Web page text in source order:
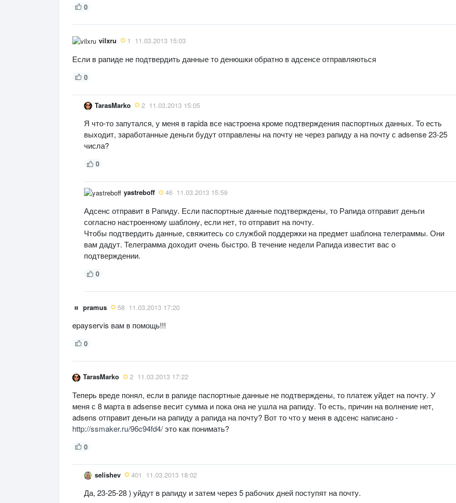
0
vilxru 1 11.03.2013 15:03
Если в рапиде не подтвердить данные то денюшки обратно в адсенсе отправляються
0
TarasMarko 2 11.03.2013 15:05
Я что-то запутался, у меня в rapida все настроена кроме подтверждения паспортных данных. То есть
выходит, заработанные деньги будут отправлены на почту не через рапиду а на почту с adsense 23-25
числа?
0
yastreboff 46 11.03.2013 15:59
Адсенс отправит в Рапиду. Если паспортные данные подтверждены, то Рапида отправит деньги
согласно настроенному шаблону, если нет, то отправит на почту.
Чтобы подтвердить данные, свяжитесь со службой поддержки на предмет шаблона телеграммы. Они
вам дадут. Телеграмма доходит очень быстро. В течение недели Рапида известит вас о
подтверждении.
0
pramus 58 11.03.2013 17:20
epayservis вам в помощь!!!
0
TarasMarko 2 11.03.2013 17:22
Теперь вреде понял, если в рапиде паспортные данные не подтверждены, то платеж уйдет на почту. У
меня с 8 марта в adsense весит сумма и пока она не ушла на рапиду. То есть, причин на волнение нет,
adsens отправит деньги на рапиду а рапида на почту? Вот то что у меня в адсенс написано -
http://ssmaker.ru/96c94fd4/это как понимать?
0
selishev 401 11.03.2013 18:02
Да, 23-25-28 ) уйдут в рапиду и затем через 5 рабочих дней поступят на почту.